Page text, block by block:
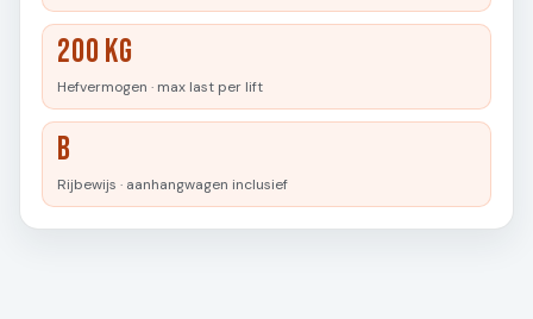
200 kg
Hefvermogen · max last per lift
B
Rijbewijs · aanhangwagen inclusief